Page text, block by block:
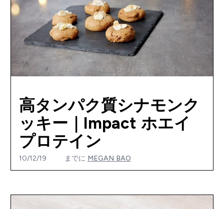
高タンパク質シナモンク
ッキー｜Impact ホエイ
プロテイン
10/12/19 までに MEGAN BAO